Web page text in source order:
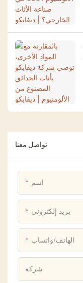
تواصل معنا
اسم
بريد إلكتروني
الهاتف/واتساب
شركة